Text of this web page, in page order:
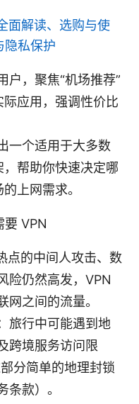
面解读、选购与使
隐私保护
户，聚焦“机场推荐”
应用，强调性价比
一个适用于大多数
帮助你快速决定哪
上网需求。
要 VPN
点的中间人攻击、数
险仍然高发，VPN
网之间的流量。
旅行中可能遇到地
跨境服务访问限
分简单的地理封锁
条款）。